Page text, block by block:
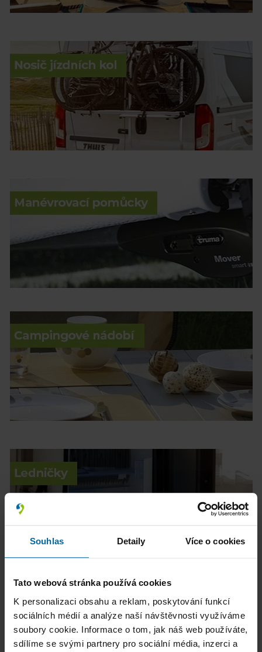
Souhlas Detaily Více o cookies
Tato webová stránka používá cookies
K personalizaci obsahu a reklam, poskytování funkcí
sociálních médií a analýze naší návštěvnosti využíváme
soubory cookie. Informace o tom, jak náš web používáte,
sdílíme se svými partnery pro sociální média, inzerci a